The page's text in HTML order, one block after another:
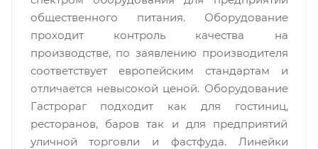
общественного питания. Оборудование
проходит контроль качества на
производстве, по заявлению производителя
соответствует европейским стандартам и
отличается невысокой ценой. Оборудование
Гастрораг подходит как для гостиниц,
ресторанов, баров так и для предприятий
уличной торговли и фастфуда. Линейки